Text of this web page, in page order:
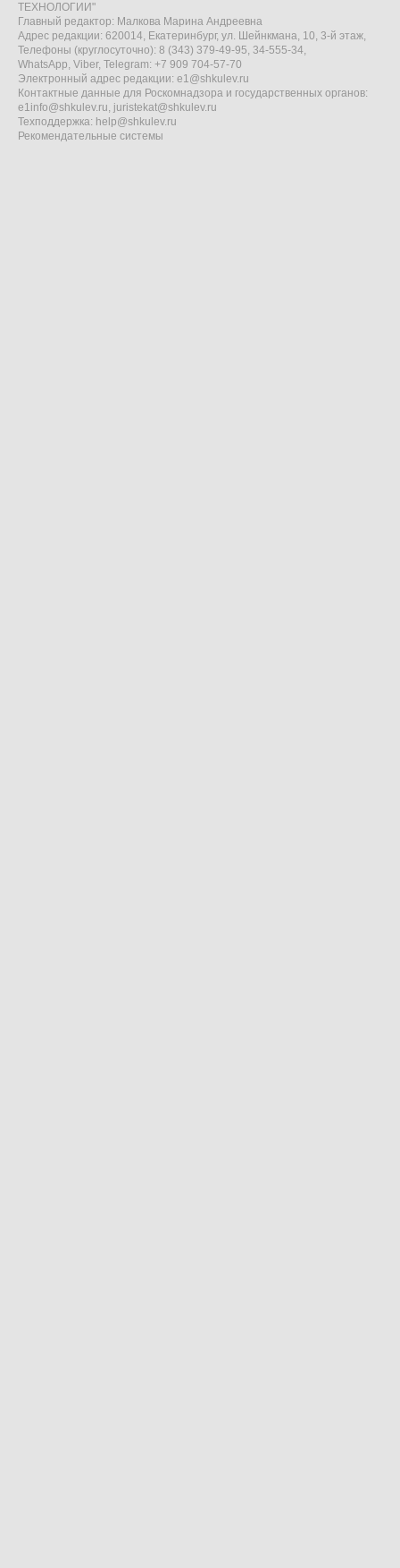
ТЕХНОЛОГИИ"
Главный редактор: Малкова Марина Андреевна
Адрес редакции: 620014, Екатеринбург, ул. Шейнкмана, 10, 3-й этаж,
Телефоны (круглосуточно): 8 (343) 379-49-95, 34-555-34,
WhatsApp, Viber, Telegram: +7 909 704-57-70
Электронный адрес редакции: e1@shkulev.ru
Контактные данные для Роскомнадзора и государственных органов:
e1info@shkulev.ru, juristekat@shkulev.ru
Техподдержка: help@shkulev.ru
Рекомендательные системы